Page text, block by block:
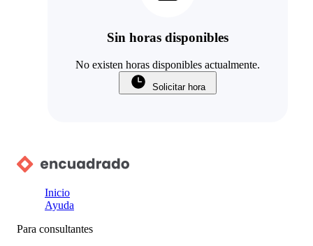
Sin horas disponibles
No existen horas disponibles actualmente.
Solicitar hora
Inicio
Ayuda
Para consultantes